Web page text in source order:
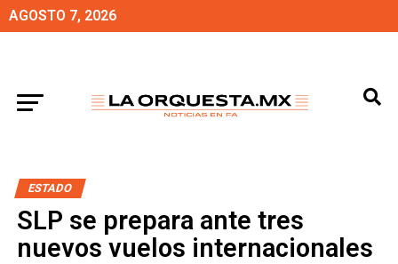
AGOSTO 7, 2026
ESTADO
SLP se prepara ante tres
nuevos vuelos internacionales